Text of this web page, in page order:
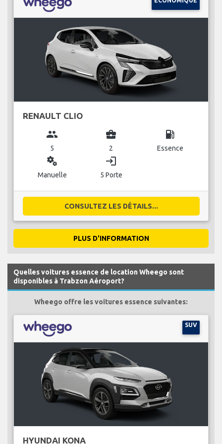
RENAULT CLIO
group
5
business_center
2
local_gas_station
Essence
miscellaneous_services
Manuelle
login
5 Porte
CONSULTEZ LES DÉTAILS...
PLUS D'INFORMATION
Quelles voitures essence de location Wheego sont
disponibles à Trabzon Aéroport?
Wheego offre les voitures essence suivantes:
SUV
HYUNDAI KONA